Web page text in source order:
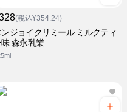
(税込¥354.24)
ンジョイクリミール ミルクティ
味 森永乳業